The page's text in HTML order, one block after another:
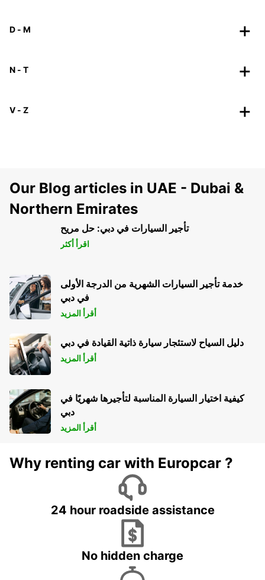
D - M
N - T
V - Z
Our Blog articles in UAE - Dubai &
Northern Emirates
تأجير السيارات في دبي: حل مريح
اقرأ أكثر
خدمة تأجير السيارات الشهرية من الدرجة الأولى
في دبي
أقرأ المزيد
دليل السياح لاستئجار سيارة ذاتية القيادة في دبي
أقرأ المزيد
كيفية اختيار السيارة المناسبة لتأجيرها شهريًا في
دبي
أقرأ المزيد
Why renting car with Europcar ?
24 hour roadside assistance
No hidden charge